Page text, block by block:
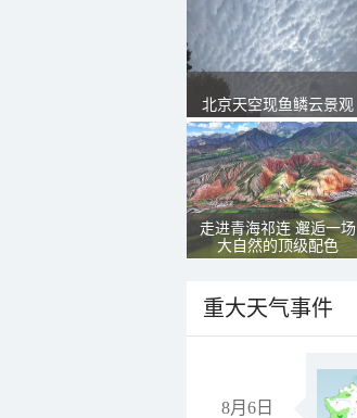
北京天空现鱼鳞云景观
走进青海祁连 邂逅一场
大自然的顶级配色
重大天气事件
8月6日